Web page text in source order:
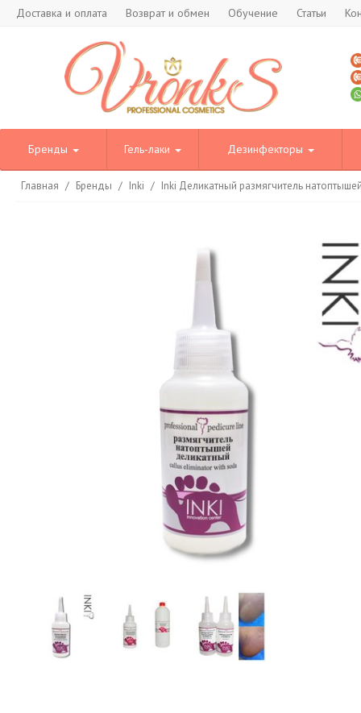
Доставка и оплата Возврат и обмен Обучение Статьи
Бренды Гель-лаки Дезинфекторы
Главная / Бренды / Inki / Inki Деликатный размягчитель